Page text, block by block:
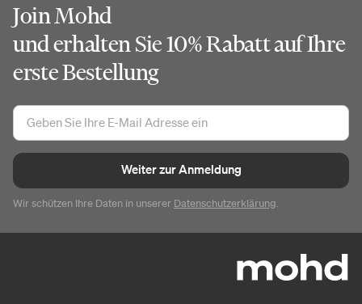
Join Mohd
und erhalten Sie 10% Rabatt auf Ihre
erste Bestellung
Weiter zur Anmeldung
Wir schützen Ihre Daten in unserer Datenschutzerklärung.